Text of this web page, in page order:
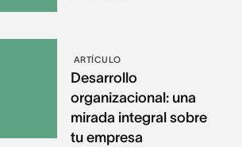
ARTÍCULO
Desarrollo
organizacional: una
mirada integral sobre
tu empresa